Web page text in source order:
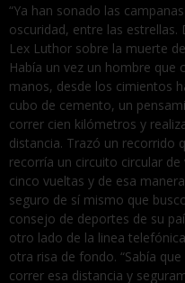
“Ya han sonado las
oscuridad, entre las estrellas.
Lex Luthor sobre la muerte
Había un vez un hombre que
manos, desde los cimientos
cubo de cemento, un
correr cien kilómetros y
distancia. Trazó un recorrido
recorría un circuito circular
cinco vueltas y de esa
seguro de sí mismo que
consejo de deportes de su
otro lado de la linea
otra risa de fondo. “Sabía
correr esa distancia y